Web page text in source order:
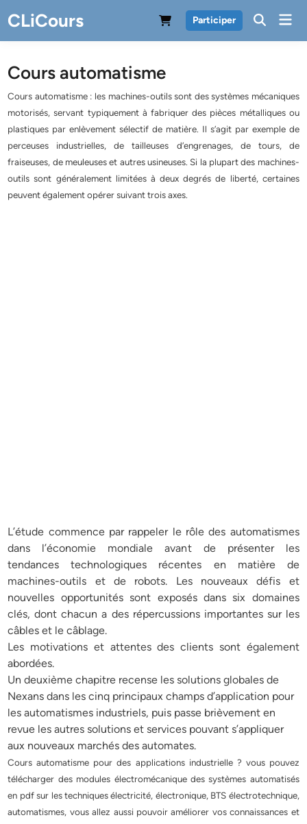
to
content
CLiCours Participer
Cours automatisme
Cours automatisme : les machines-outils sont des systèmes mécaniques
motorisés, servant typiquement à fabriquer des pièces métalliques ou
plastiques par enlèvement sélectif de matière. Il s’agit par exemple de
perceuses industrielles, de tailleuses d’engrenages, de tours, de
fraiseuses, de meuleuses et autres usineuses. Si la plupart des machines-
outils sont généralement limitées à deux degrés de liberté, certaines
peuvent également opérer suivant trois axes.
L’étude commence par rappeler le rôle des automatismes
dans l’économie mondiale avant de présenter les
tendances technologiques récentes en matière de
machines-outils et de robots. Les nouveaux défis et
nouvelles opportunités sont exposés dans six domaines
clés, dont chacun a des répercussions importantes sur les
câbles et le câblage.
Les motivations et attentes des clients sont également
abordées.
Un deuxième chapitre recense les solutions globales de
Nexans dans les cinq principaux champs d’application pour
les automatismes industriels, puis passe brièvement en
revue les autres solutions et services pouvant s’appliquer
aux nouveaux marchés des automates.
Cours automatisme pour des applications industrielle ? vous pouvez
télécharger des modules électromécanique des systèmes automatisés
en pdf sur les techniques électricité, électronique, BTS électrotechnique,
automatismes, vous allez aussi pouvoir améliorer vos connaissances et